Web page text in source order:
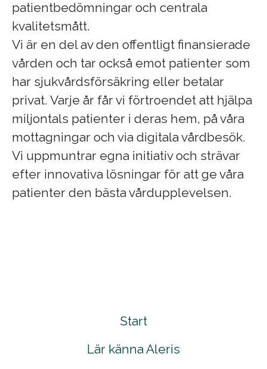
patientbedömningar och centrala
kvalitetsmått.
Vi är en del av den offentligt finansierade
vården och tar också emot patienter som
har sjukvårdsförsäkring eller betalar
privat. Varje år får vi förtroendet att hjälpa
miljontals patienter i deras hem, på våra
mottagningar och via digitala vårdbesök.
Vi uppmuntrar egna initiativ och strävar
efter innovativa lösningar för att ge våra
patienter den bästa vårdupplevelsen.
Start
Lär känna Aleris